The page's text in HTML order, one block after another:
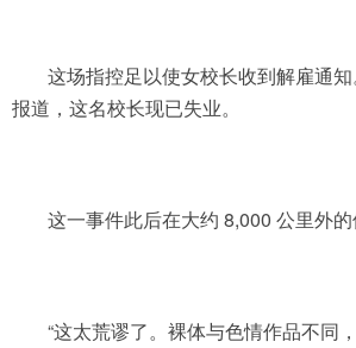
这场指控足以使女校长收到解雇通
报道，这名校长现已失业。
这一事件此后在大约 8,000 公里外的
“这太荒谬了。裸体与色情作品不同